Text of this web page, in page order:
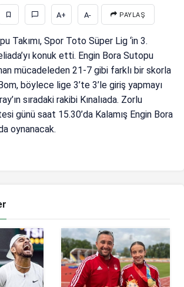
A+ A- PAYLAŞ
Takımı, Spor Toto Süper Lig ‘in 3.
konuk etti. Engin Bora Sutopu
mücadeleden 21-7 gibi farklı bir skorla
böylece lige 3’te 3’le giriş yapmayı
sıradaki rakibi Kınalıada. Zorlu
günü saat 15.30’da Kalamış Engin Bora
oynanacak.